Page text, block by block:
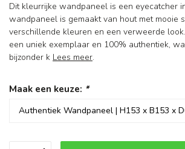
Dit kleurrijke wandpaneel is een eyecatcher
wandpaneel is gemaakt van hout met mooie
verschillende kleuren en een verweerde
een uniek exemplaar en 100% authentiek,
bijzonder k Lees meer.
Maak een keuze: *